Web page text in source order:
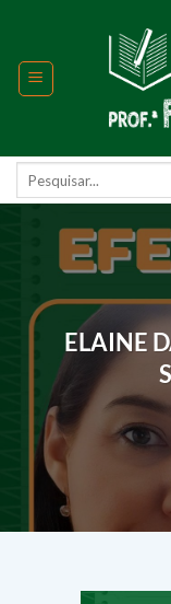
content
Pesquisar
ELAINE